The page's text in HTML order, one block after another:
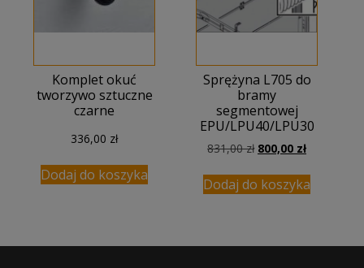
Komplet okuć
tworzywo sztuczne
czarne
336,00 zł
Dodaj do koszyka
Sprężyna L705 do
bramy
segmentowej
EPU/LPU40/LPU30
831,00zł Pierwotna
wynosiła:
831,00 zł.
800,00 złAktualna
wynosi:
800,00 zł.
Dodaj do koszyka